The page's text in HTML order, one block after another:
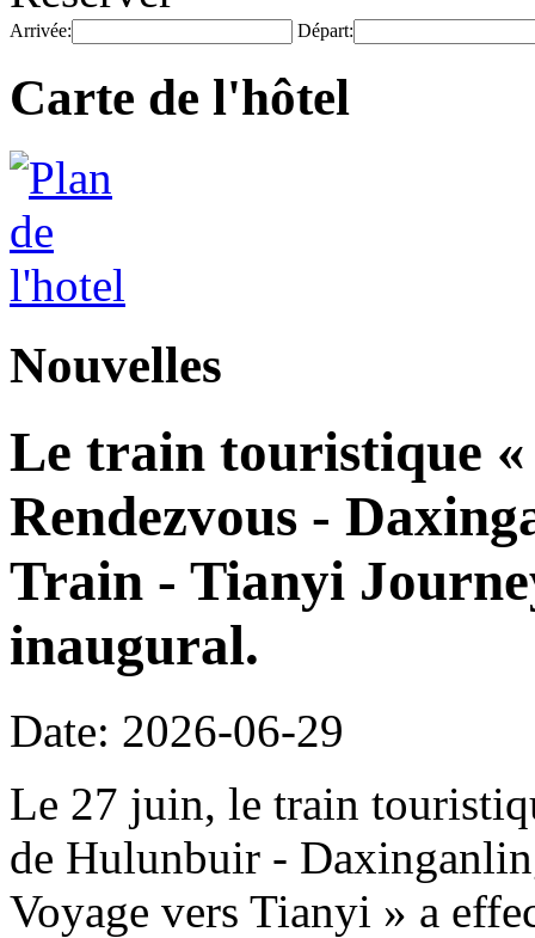
Arrivée: Départ:
Carte de l'hôtel
Nouvelles
Le train touristique
Rendezvous -
Train - Tianyi
inaugural.
Date: 2026-06-29
Le 27 juin, le train
de Hulunbuir -
Voyage vers Tianyi » a